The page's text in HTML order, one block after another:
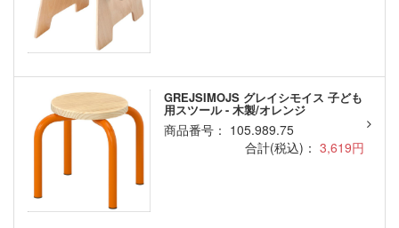
GREJSIMOJS グレイシモイス 子ども
用スツール - 木製/オレンジ
商品番号： 105.989.75
合計(税込)： 3,619円